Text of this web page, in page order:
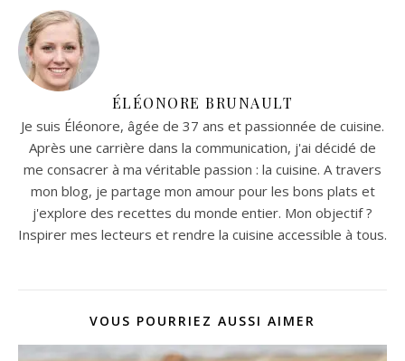
ÉLÉONORE BRUNAULT
Je suis Éléonore, âgée de 37 ans et passionnée de cuisine.
Après une carrière dans la communication, j'ai décidé de
me consacrer à ma véritable passion : la cuisine. A travers
mon blog, je partage mon amour pour les bons plats et
j'explore des recettes du monde entier. Mon objectif ?
Inspirer mes lecteurs et rendre la cuisine accessible à tous.
VOUS POURRIEZ AUSSI AIMER